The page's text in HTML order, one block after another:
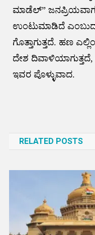
ಮಾಡೆಲ್”
ಉಂಟುಮಾಡಿದೆ
ಗೊತ್ತಾಗುತ್ತದೆ. ಹಣ
ದೇಶ ದಿವಾಳಿಯಾಗುತ್ತದೆ,
ಇವರ ಪೊಳ್ಳುವಾದ.
RELATED POSTS